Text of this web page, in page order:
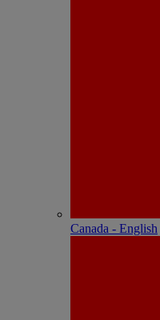
Canada - English